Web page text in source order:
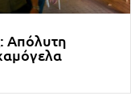
Απόλυτη